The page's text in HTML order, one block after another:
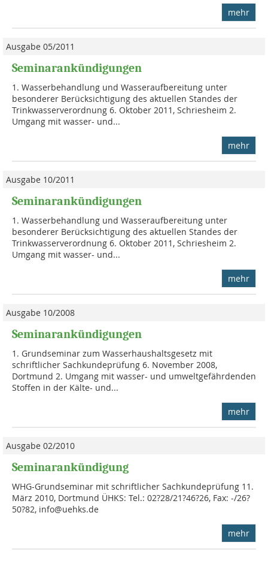
mehr
Ausgabe 05/2011
Seminarankündigungen
1. Wasserbehandlung und Wasseraufberei­tung unter
besonderer Berücksichtigung des aktuellen Standes der
Trinkwasser­verordnung 6. Oktober 2011, Schriesheim 2.
Umgang mit wasser- und...
mehr
Ausgabe 10/2011
Seminarankündigungen
1. Wasserbehandlung und Wasseraufberei­tung unter
besonderer Berücksichtigung des aktuellen Standes der
Trinkwasser­ver­ord­nung 6. Oktober 2011, Schriesheim 2.
Umgang mit wasser- und...
mehr
Ausgabe 10/2008
Seminarankündigungen
1. Grundseminar zum Wasserhaushaltsge­setz mit
schriftlicher Sachkundeprüfung 6. November 2008,
Dortmund 2. Umgang mit wasser- und umweltgefähr­denden
Stoffen in der Kälte- und...
mehr
Ausgabe 02/2010
Seminarankündigung
WHG-Grundseminar mit schriftlicher Sach­kundeprüfung 11.
März 2010, Dortmund ÜHKS: Tel.: 02?28/21?46?26, Fax: -/26?
50?82, info@uehks.de
mehr